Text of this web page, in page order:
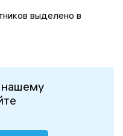
выделено в